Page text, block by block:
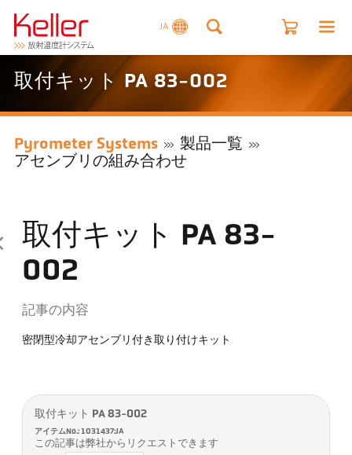
JA
取付キット PA 83-002
Pyrometer Systems
製品一覧
アセンブリの組み合わせ
取付キット PA 83-
002
記事の内容
密閉型冷却アセンブリ付き取り付けキット
取付キット PA 83-002
アイテムNo.: 1031437:JA
この記事は弊社からリクエストできます